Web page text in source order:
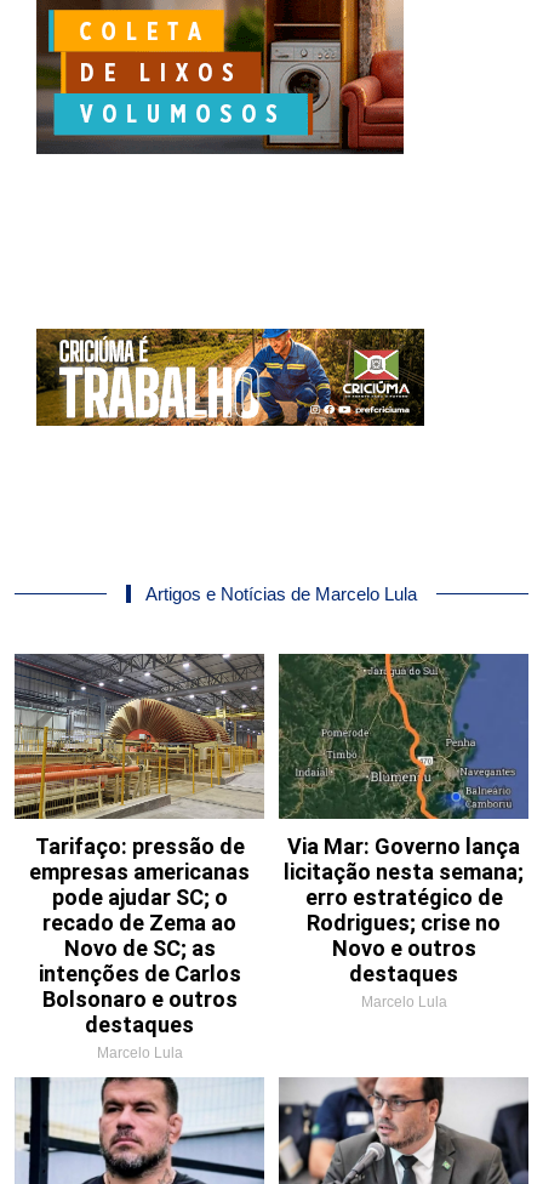
Artigos e Notícias de Marcelo Lula
Tarifaço: pressão de
empresas americanas
pode ajudar SC; o
recado de Zema ao
Novo de SC; as
intenções de Carlos
Bolsonaro e outros
destaques
Marcelo Lula
Via Mar: Governo lança
licitação nesta semana;
erro estratégico de
Rodrigues; crise no
Novo e outros
destaques
Marcelo Lula